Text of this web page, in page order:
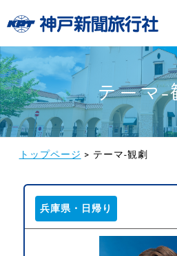
テーマ-
トップページ > テーマ-観劇
兵庫県・日帰り